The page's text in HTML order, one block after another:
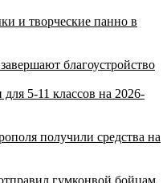
и творческие панно в
благоустройство
5-11 классов на 2026-
получили средства на
гумконвой бойцам